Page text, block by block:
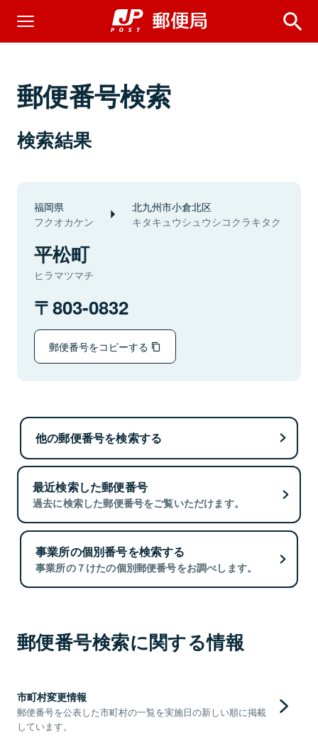
郵便番号検索
検索結果
福岡県
フクオカケン
北九州市小倉北区
キタキュウシュウシコクラキタク
平松町
ヒラマツマチ
803-0832
郵便番号をコピーする
他の郵便番号を検索する
最近検索した郵便番号
過去に検索した郵便番号をご覧いただけます。
事業所の個別番号を検索する
事業所の７けたの個別郵便番号をお調べします。
郵便番号検索に関する情報
市町村変更情報
郵便番号を公表した市町村の一覧を実施日の新しい順に掲載
しています。